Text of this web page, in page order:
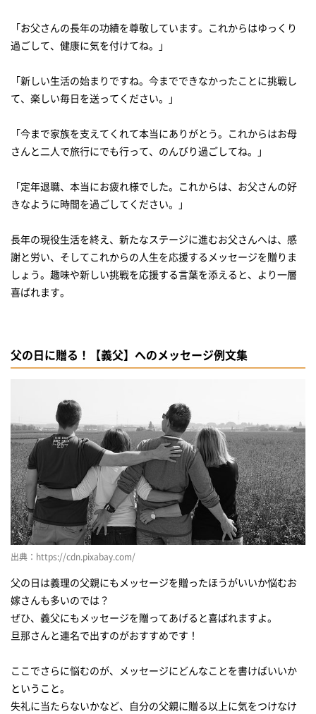
「お父さんの長年の功績を尊敬しています。これからはゆっくり
過ごして、健康に気を付けてね。」
「新しい生活の始まりですね。今までできなかったことに挑戦し
て、楽しい毎日を送ってください。」
「今まで家族を支えてくれて本当にありがとう。これからはお母
さんと二人で旅行にでも行って、のんびり過ごしてね。」
「定年退職、本当にお疲れ様でした。これからは、お父さんの好
きなように時間を過ごしてください。」
長年の現役生活を終え、新たなステージに進むお父さんへは、感
謝と労い、そしてこれからの人生を応援するメッセージを贈りま
しょう。趣味や新しい挑戦を応援する言葉を添えると、より一層
父の日に贈る！【義父】へのメッセージ例文集
出典：https://cdn.pixabay.com/
父の日は義理の父親にもメッセージを贈ったほうがいいか悩むお
嫁さんも多いのでは？
ぜひ、義父にもメッセージを贈ってあげると喜ばれますよ。
旦那さんと連名で出すのがおすすめです！
ここでさらに悩むのが、メッセージにどんなことを書けばいいか
ということ。
失礼に当たらないかなど、自分の父親に贈る以上に気をつけなけ